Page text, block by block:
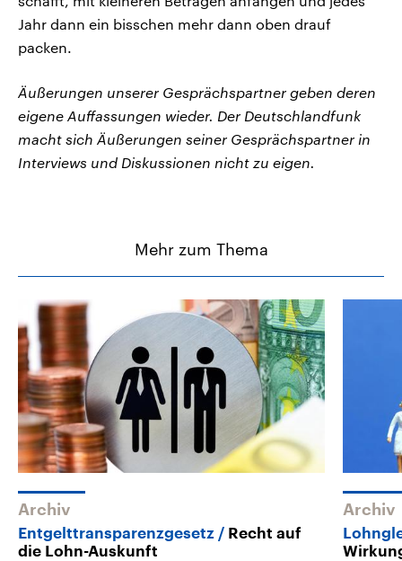
Jahr dann ein bisschen mehr dann oben drauf
packen.
Äußerungen unserer Gesprächspartner geben deren
eigene Auffassungen wieder. Der Deutschlandfunk
macht sich Äußerungen seiner Gesprächspartner in
Interviews und Diskussionen nicht zu eigen.
Mehr zum Thema
Archiv
Entgelttransparenzgesetz
Recht auf
die Lohn-Auskunft
Archiv